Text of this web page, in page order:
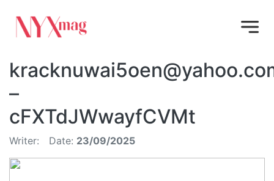
–
cFXTdJWwayfCVMt
Writer: Date: 23/09/2025